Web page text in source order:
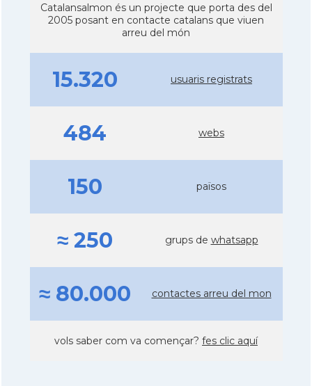
Catalansalmon és un projecte que porta des del
2005 posant en contacte catalans que viuen
arreu del món
15.320 usuaris registrats
484 webs
150 països
≈ 250 grups de whatsapp
≈ 80.000 contactes arreu del mon
vols saber com va començar? fes clic aquí